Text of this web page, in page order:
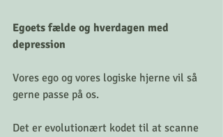
Egoets fælde og hverdagen med
depression
Vores ego og vores logiske hjerne vil så
gerne passe på os.
Det er evolutionært kodet til at scanne